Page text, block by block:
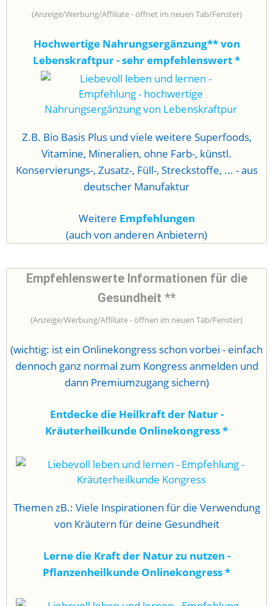
(Anzeige/Werbung/Affiliate - öffnet im neuen Tab/Fenster)
Hochwertige Nahrungsergänzung** von
Lebenskraftpur - sehr empfehlenswert*
Z.B. Bio Basis Plus und viele weitere Superfoods,
Vitamine, Mineralien, ohne Farb-, künstl.
Konservierungs-, Zusatz-, Füll-, Streckstoffe, ... - aus
deutscher Manufaktur
Weitere Empfehlungen
(auch von anderen Anbietern)
Empfehlenswerte Informationen für die
Gesundheit **
(Anzeige/Werbung/Affiliate - öffnen im neuen Tab/Fenster)
(wichtig: ist ein Onlinekongress schon vorbei - einfach
dennoch ganz normal zum Kongress anmelden und
dann Premiumzugang sichern)
Entdecke die Heilkraft der Natur -
Kräuterheilkunde Onlinekongress*
Themen zB.: Viele Inspirationen für die Verwendung
von Kräutern für deine Gesundheit
Lerne die Kraft der Natur zu nutzen -
Pflanzenheilkunde Onlinekongress*